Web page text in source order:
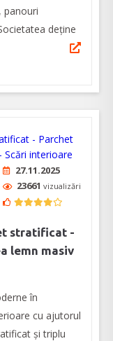
panouri
deține
27.11.2025
23661 vizualizări
stratificat -
lemn masiv
în
cu ajutorul
și triplu